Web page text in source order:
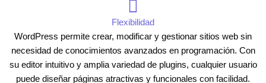
Flexibilidad
WordPress permite crear, modificar y gestionar sitios web sin
necesidad de conocimientos avanzados en programación. Con
su editor intuitivo y amplia variedad de plugins, cualquier usuario
puede diseñar páginas atractivas y funcionales con facilidad.